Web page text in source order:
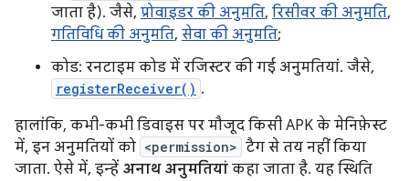
जाता है). जैसे, प्रोवाइडर की अनुमति, रिसीवर की अनुमति,
गतिविधि की अनुमति, सेवा की अनुमति;
कोड: रनटाइम कोड में रजिस्टर की गई अनुमतियां. जैसे,
registerReceiver() .
हालांकि, कभी-कभी डिवाइस पर मौजूद किसी APK के मेनिफ़ेस्ट
में, इन अनुमतियों को <permission> टैग से तय नहीं किया
जाता. ऐसे में, इन्हें अनाथ अनुमतियां कहा जाता है. यह स्थिति